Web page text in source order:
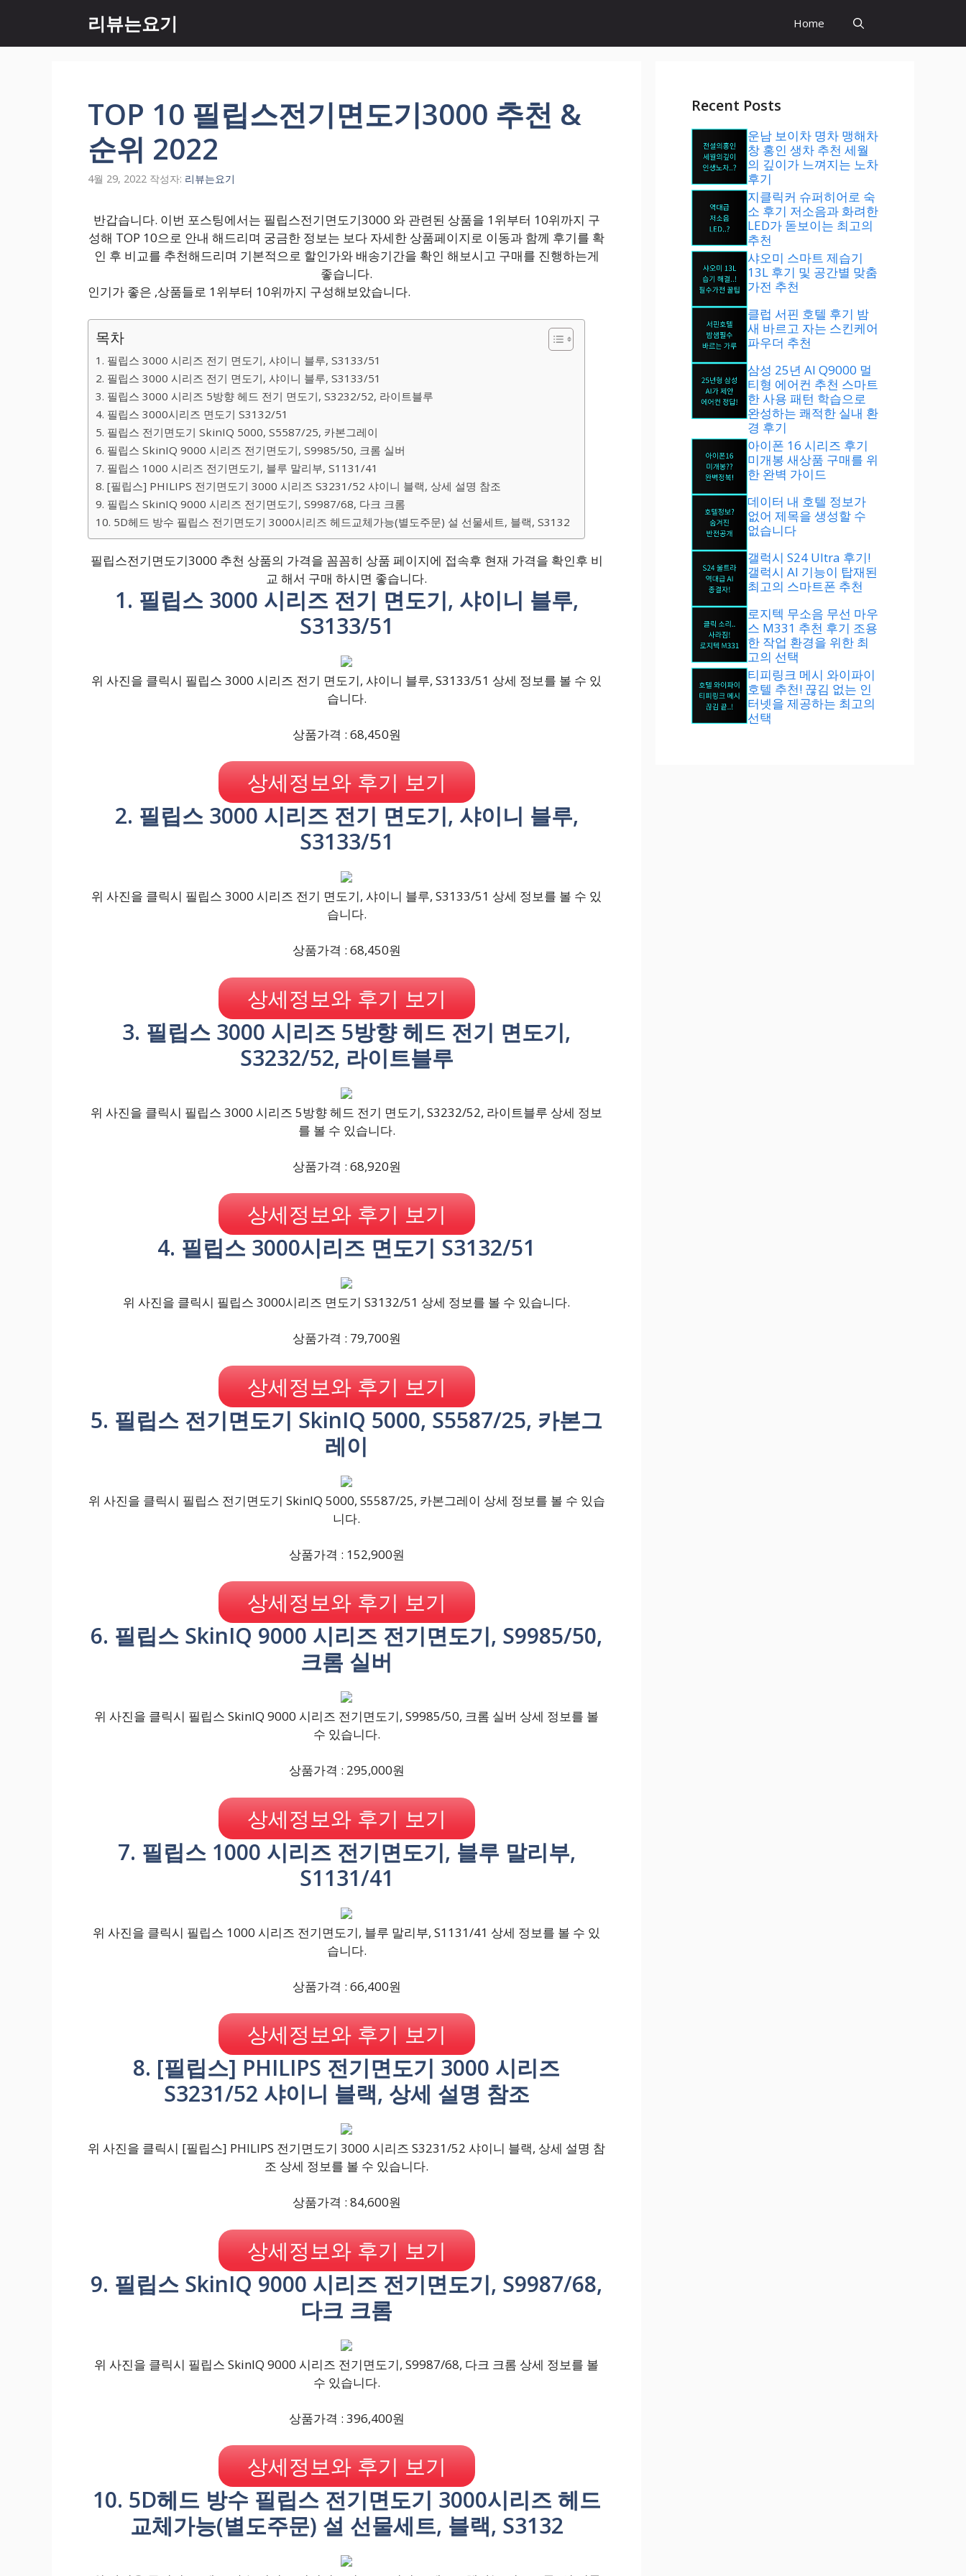
츠
리뷰는요기 Home
TOP 10 필립스전기면도기3000 추천 &
순위 2022
4월 29, 2022 작성자: 리뷰는요기
반갑습니다. 이번 포스팅에서는 필립스전기면도기3000 와 관련된 상품을 1위부터 10위까지 구
성해 TOP 10으로 안내 해드리며 궁금한 정보는 보다 자세한 상품페이지로 이동과 함께 후기를 확
인 후 비교를 추천해드리며 기본적으로 할인가와 배송기간을 확인 해보시고 구매를 진행하는게
좋습니다.
인기가 좋은 ,상품들로 1위부터 10위까지 구성해보았습니다.
목차
1. 필립스 3000 시리즈 전기 면도기, 샤이니 블루, S3133/51
2. 필립스 3000 시리즈 전기 면도기, 샤이니 블루, S3133/51
3. 필립스 3000 시리즈 5방향 헤드 전기 면도기, S3232/52, 라이트블루
4. 필립스 3000시리즈 면도기 S3132/51
5. 필립스 전기면도기 SkinIQ 5000, S5587/25, 카본그레이
6. 필립스 SkinIQ 9000 시리즈 전기면도기, S9985/50, 크롬 실버
7. 필립스 1000 시리즈 전기면도기, 블루 말리부, S1131/41
8. [필립스] PHILIPS 전기면도기 3000 시리즈 S3231/52 샤이니 블랙, 상세 설명 참조
9. 필립스 SkinIQ 9000 시리즈 전기면도기, S9987/68, 다크 크롬
10. 5D헤드 방수 필립스 전기면도기 3000시리즈 헤드교체가능(별도주문) 설 선물세트, 블랙, S3132
필립스전기면도기3000 추천 상품의 가격을 꼼꼼히 상품 페이지에 접속후 현재 가격을 확인후 비
교 해서 구매 하시면 좋습니다.
1. 필립스 3000 시리즈 전기 면도기, 샤이니 블루,
S3133/51
위 사진을 클릭시 필립스 3000 시리즈 전기 면도기, 샤이니 블루, S3133/51 상세 정보를 볼 수 있
습니다.
상품가격 : 68,450원
상세정보와 후기 보기
2. 필립스 3000 시리즈 전기 면도기, 샤이니 블루,
S3133/51
위 사진을 클릭시 필립스 3000 시리즈 전기 면도기, 샤이니 블루, S3133/51 상세 정보를 볼 수 있
습니다.
상품가격 : 68,450원
상세정보와 후기 보기
3. 필립스 3000 시리즈 5방향 헤드 전기 면도기,
S3232/52, 라이트블루
위 사진을 클릭시 필립스 3000 시리즈 5방향 헤드 전기 면도기, S3232/52, 라이트블루 상세 정보
를 볼 수 있습니다.
상품가격 : 68,920원
상세정보와 후기 보기
4. 필립스 3000시리즈 면도기 S3132/51
위 사진을 클릭시 필립스 3000시리즈 면도기 S3132/51 상세 정보를 볼 수 있습니다.
상품가격 : 79,700원
상세정보와 후기 보기
5. 필립스 전기면도기 SkinIQ 5000, S5587/25, 카본그
레이
위 사진을 클릭시 필립스 전기면도기 SkinIQ 5000, S5587/25, 카본그레이 상세 정보를 볼 수 있습
니다.
상품가격 : 152,900원
상세정보와 후기 보기
6. 필립스 SkinIQ 9000 시리즈 전기면도기, S9985/50,
크롬 실버
위 사진을 클릭시 필립스 SkinIQ 9000 시리즈 전기면도기, S9985/50, 크롬 실버 상세 정보를 볼
수 있습니다.
상품가격 : 295,000원
상세정보와 후기 보기
7. 필립스 1000 시리즈 전기면도기, 블루 말리부,
S1131/41
위 사진을 클릭시 필립스 1000 시리즈 전기면도기, 블루 말리부, S1131/41 상세 정보를 볼 수 있
습니다.
상품가격 : 66,400원
상세정보와 후기 보기
8. [필립스] PHILIPS 전기면도기 3000 시리즈
S3231/52 샤이니 블랙, 상세 설명 참조
위 사진을 클릭시 [필립스] PHILIPS 전기면도기 3000 시리즈 S3231/52 샤이니 블랙, 상세 설명 참
조 상세 정보를 볼 수 있습니다.
상품가격 : 84,600원
상세정보와 후기 보기
9. 필립스 SkinIQ 9000 시리즈 전기면도기, S9987/68,
다크 크롬
위 사진을 클릭시 필립스 SkinIQ 9000 시리즈 전기면도기, S9987/68, 다크 크롬 상세 정보를 볼
수 있습니다.
상품가격 : 396,400원
상세정보와 후기 보기
10. 5D헤드 방수 필립스 전기면도기 3000시리즈 헤드
교체가능(별도주문) 설 선물세트, 블랙, S3132
Recent Posts
운남 보이차 명차 맹해차
창 홍인 생차 추천 세월
의 깊이가 느껴지는 노차
후기
지클릭커 슈퍼히어로 숙
소 후기 저소음과 화려한
LED가 돋보이는 최고의
추천
샤오미 스마트 제습기
13L 후기 및 공간별 맞춤
가전 추천
클럽 서핀 호텔 후기 밤
새 바르고 자는 스킨케어
파우더 추천
삼성 25년 AI Q9000 멀
티형 에어컨 추천 스마트
한 사용 패턴 학습으로
완성하는 쾌적한 실내 환
경 후기
아이폰 16 시리즈 후기
미개봉 새상품 구매를 위
한 완벽 가이드
데이터 내 호텔 정보가
없어 제목을 생성할 수
없습니다
갤럭시 S24 Ultra 후기!
갤럭시 AI 기능이 탑재된
최고의 스마트폰 추천
로지텍 무소음 무선 마우
스 M331 추천 후기 조용
한 작업 환경을 위한 최
고의 선택
티피링크 메시 와이파이
호텔 추천! 끊김 없는 인
터넷을 제공하는 최고의
선택